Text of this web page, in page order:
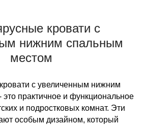
кровати с
нижним спальным
местом
с увеличенным нижним
практичное и функциональное
и подростковых комнат. Эти
особым дизайном, который